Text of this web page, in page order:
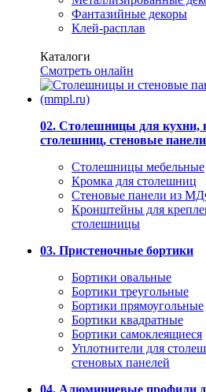
Фантазийные декоры
Клей-расплав
Каталоги
Смотреть онлайн
02. Столешницы для кухни,
столешниц, стеновые панели
Столешницы мебельные
Кромка для столешниц
Стеновые панели из
Кронштейны для
столешницы
03. Пристеночные бортики
Бортики овальные
Бортики треугольные
Бортики прямоугольные
Бортики квадратные
Бортики самоклеящиеся
Уплотнители для
стеновых панелей
04. Алюминиевые профили